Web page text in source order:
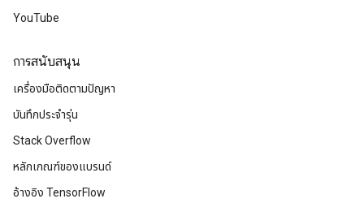
YouTube
การสนับสนุน
เครื่องมือติดตามปัญหา
บันทึกประจำรุ่น
Stack Overflow
หลักเกณฑ์ของแบรนด์
อ้างอิง TensorFlow